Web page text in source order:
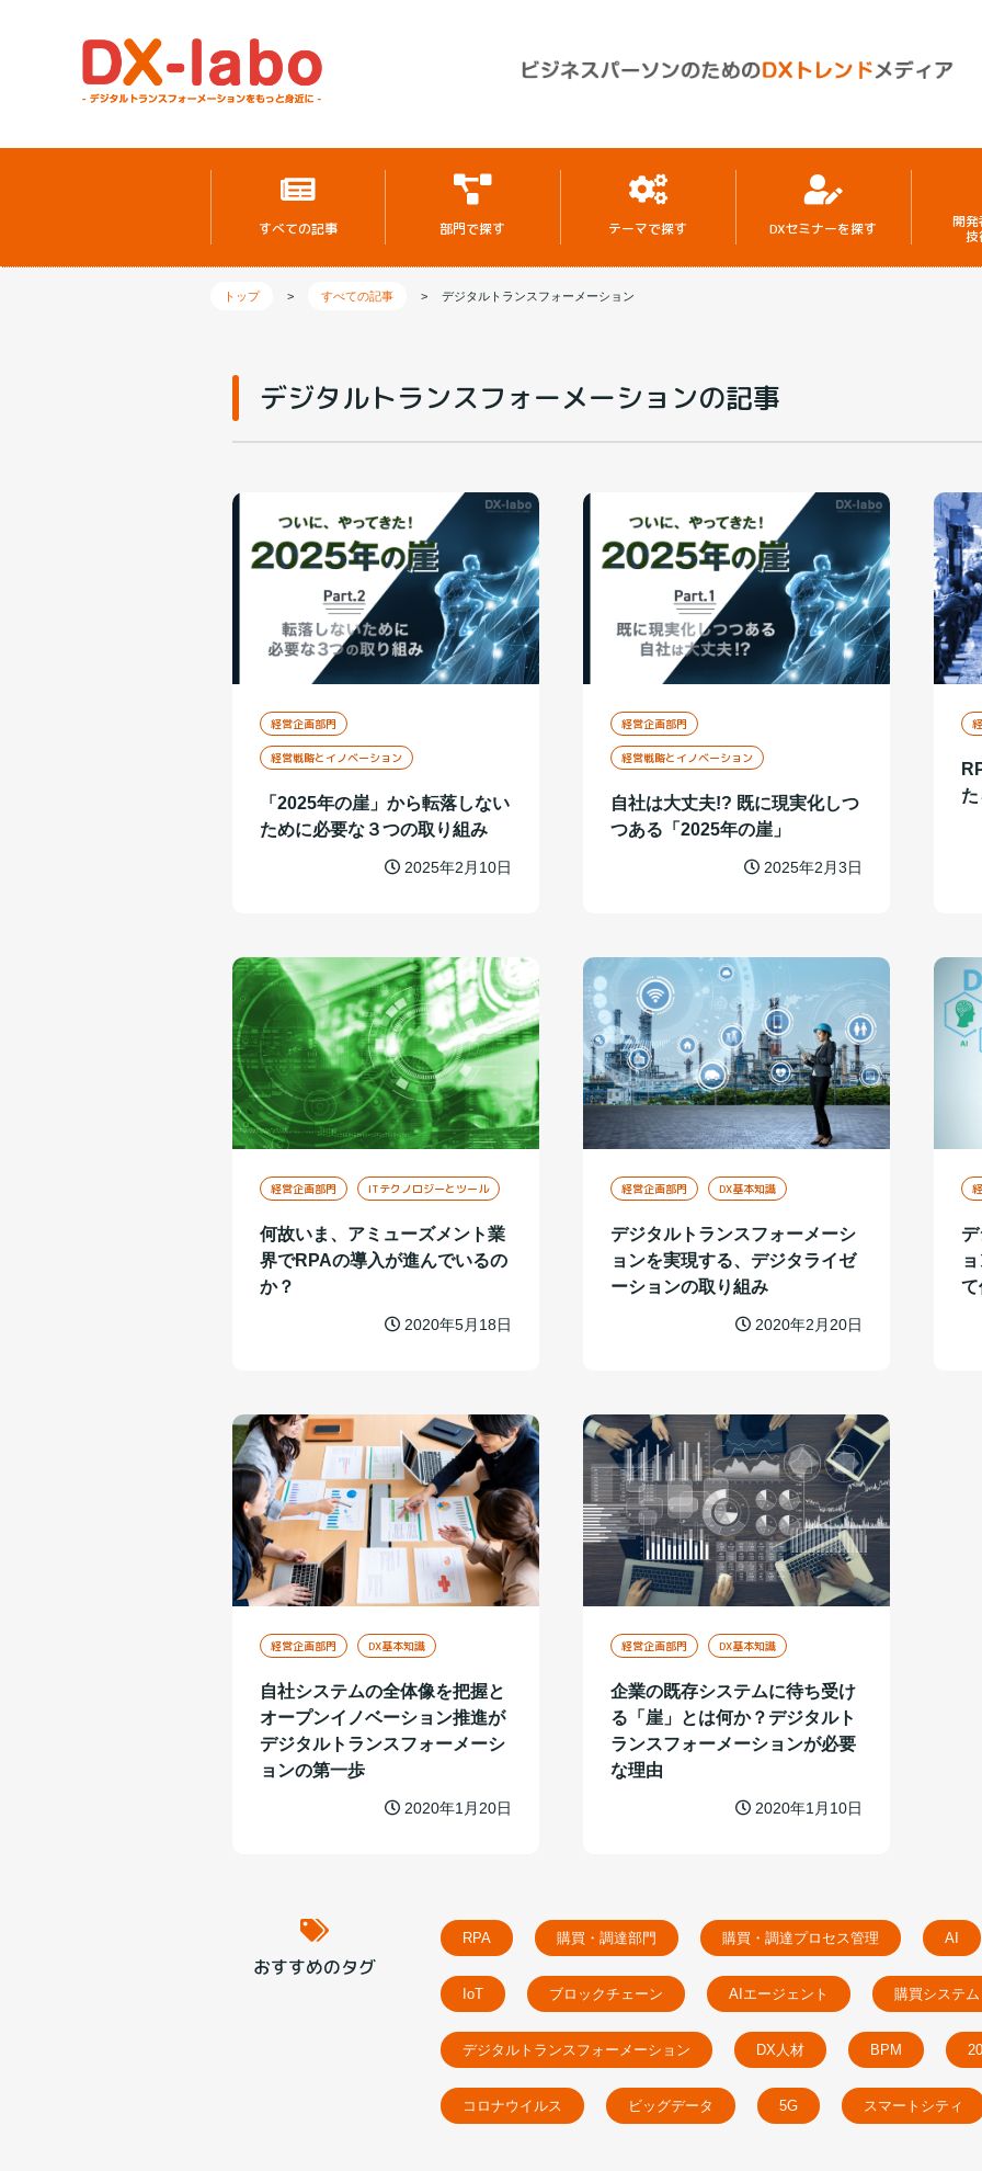
すべての記事 部門で探す テーマで探す DXセミナーを探す
開
トップ > すべての記事 > デジタルトランスフォーメーション
デジタルトランスフォーメーションの記事
経営企画部門
経営戦略とイノベーション
「2025年の崖」から転落しない
ために必要な３つの取り組み
2025年2月10日
経営企画部門
経営戦略とイノベーション
自社は大丈夫!? 既に現実化しつ
つある「2025年の崖」
2025年2月3日
経営企画部門 ITテクノロジーとツール
何故いま、アミューズメント業
界でRPAの導入が進んでいるの
か？
2020年5月18日
経営企画部門 DX基本知識
デジタルトランスフォーメーシ
ョンを実現する、デジタライゼ
ーションの取り組み
2020年2月20日
て
経営企画部門 DX基本知識
自社システムの全体像を把握と
オープンイノベーション推進が
デジタルトランスフォーメーシ
ョンの第一歩
2020年1月20日
経営企画部門 DX基本知識
企業の既存システムに待ち受け
る「崖」とは何か？デジタルト
ランスフォーメーションが必要
な理由
2020年1月10日
おすすめのタグ
RPA 購買・調達部門 購買・調達プロセス管理 AI
IoT ブロックチェーン AIエージェント 購買システム
デジタルトランスフォーメーション DX人材 BPM
コロナウイルス ビッグデータ 5G スマートシティ